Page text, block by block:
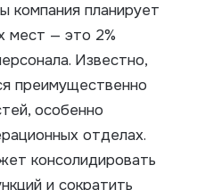
компания планирует
мест — это 2%
Известно,
преимущественно
особенно
отделах.
консолидировать
и сократить